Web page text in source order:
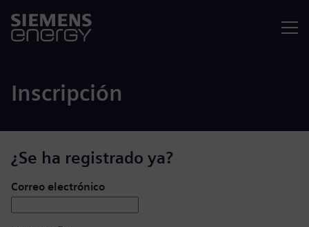
Inscripción
¿Se ha registrado ya?
Iniciar de sesión: usuario y contraseña
Correo electrónico